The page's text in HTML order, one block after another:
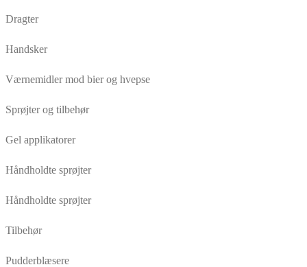
Dragter
Handsker
Værnemidler mod bier og hvepse
Sprøjter og tilbehør
Gel applikatorer
Håndholdte sprøjter
Håndholdte sprøjter
Tilbehør
Pudderblæsere